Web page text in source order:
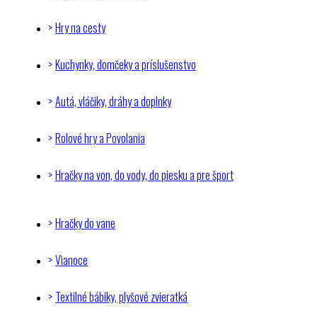
Hry na cesty
Kuchynky, domčeky a príslušenstvo
Autá, vláčiky, dráhy a doplnky
Rolové hry a Povolania
Hračky na von, do vody, do piesku a pre šport
Hračky do vane
Vianoce
Textilné bábiky, plyšové zvieratká